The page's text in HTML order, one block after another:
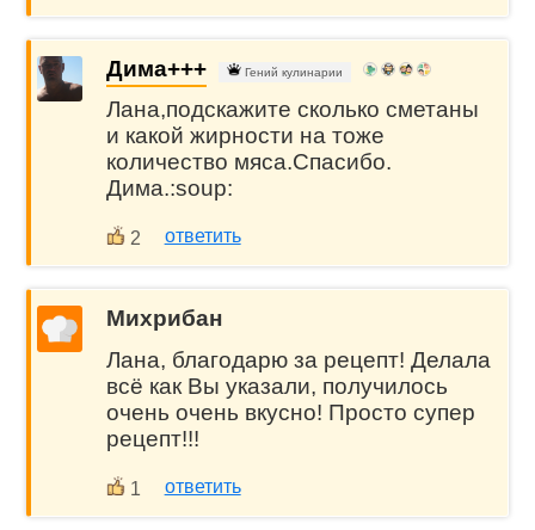
Дима+++ Гений кулинарии
Лана,подскажите сколько сметаны
и какой жирности на тоже
количество мяса.Спасибо.
Дима.:soup:
2 ответить
Михрибан
Лана, благодарю за рецепт! Делала
всё как Вы указали, получилось
очень очень вкусно! Просто супер
рецепт!!!
1 ответить